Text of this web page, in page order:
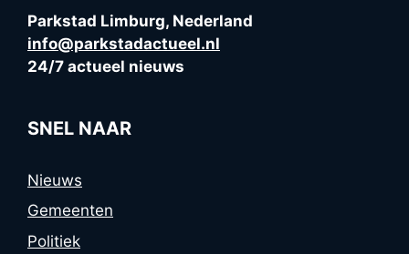
Parkstad Limburg, Nederland
info@parkstadactueel.nl
24/7 actueel nieuws
SNEL NAAR
Nieuws
Gemeenten
Politiek